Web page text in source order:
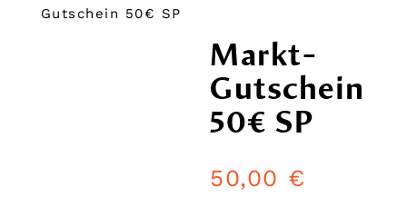
Gutschein 50€ SP
Markt-
Gutschein
50€ SP
50,00 €